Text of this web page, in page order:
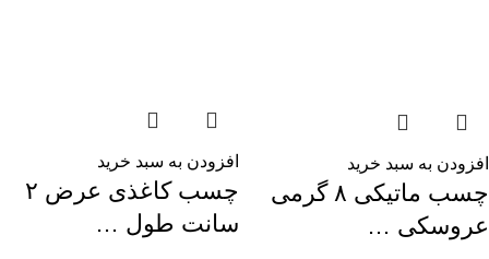
افزودن به سبد خرید
چسب ماتیکی ۸ گرمی
عروسکی …
افزودن به سبد خرید
چسب کاغذی عرض ۲
سانت طول …